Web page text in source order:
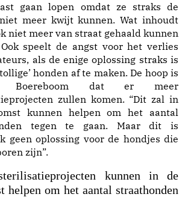
gaan lopen omdat ze straks de
meer kwijt kunnen. Wat inhoudt
niet meer van straat gehaald kunnen
speelt de angst voor het verlies
als de enige oplossing straks is
honden af te maken. De hoop is
Boereboom dat er meer
zullen komen. “Dit zal in
kunnen helpen om het aantal
tegen te gaan. Maar dit is
geen oplossing voor de hondjes die
zijn”.
kunnen in de
helpen om het aantal straathonden